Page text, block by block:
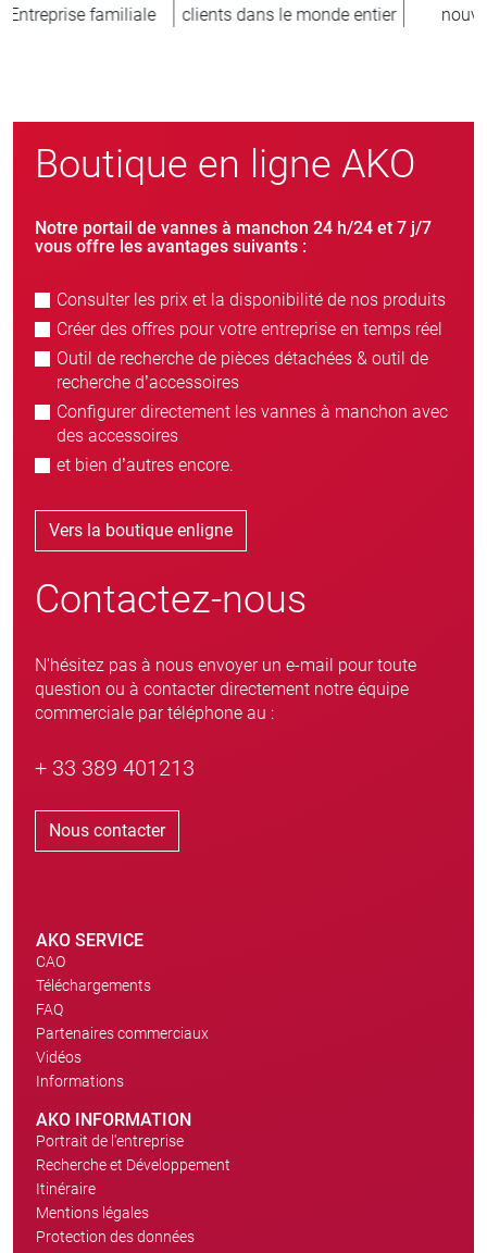
nouveaux clients/an unités vendues
Boutique en ligne AKO
Notre portail de vannes à manchon 24 h/24 et 7 j/7
vous offre les avantages suivants :
Consulter les prix et la disponibilité de nos produits
Créer des offres pour votre entreprise en temps réel
Outil de recherche de pièces détachées & outil de
recherche d’accessoires
Configurer directement les vannes à manchon avec
des accessoires
et bien d’autres encore.
Vers la boutique enligne
Contactez-nous
N'hésitez pas à nous envoyer un e-mail pour toute
question ou à contacter directement notre équipe
commerciale par téléphone au :
+ 33 389 401213
Nous contacter
AKO SERVICE
CAO
Téléchargements
FAQ
Partenaires commerciaux
Vidéos
Informations
AKO INFORMATION
Portrait de l'entreprise
Recherche et Développement
Itinéraire
Mentions légales
Protection des données